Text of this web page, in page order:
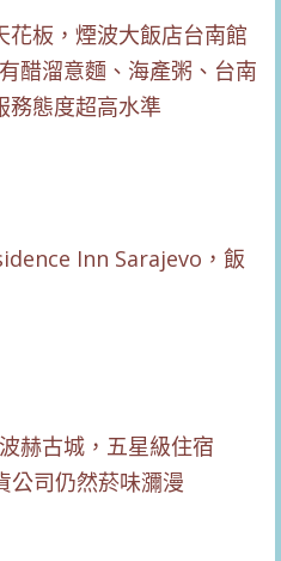
花板，煙波大飯店台南館
醋溜意麵、海產粥、台南
務態度超高水準
Inn Sarajevo，飯
赫古城，五星級住宿
司仍然菸味瀰漫